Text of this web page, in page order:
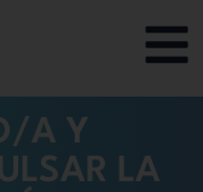
A Y
LA